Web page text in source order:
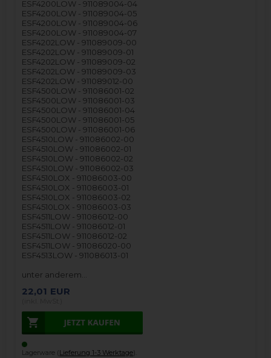
ESF4200LOW - 911089004-04
ESF4200LOW - 911089004-05
ESF4200LOW - 911089004-06
ESF4200LOW - 911089004-07
ESF4202LOW - 911089009-00
ESF4202LOW - 911089009-01
ESF4202LOW - 911089009-02
ESF4202LOW - 911089009-03
ESF4202LOW - 911089012-00
ESF4500LOW - 911086001-02
ESF4500LOW - 911086001-03
ESF4500LOW - 911086001-04
ESF4500LOW - 911086001-05
ESF4500LOW - 911086001-06
ESF4510LOW - 911086002-00
ESF4510LOW - 911086002-01
ESF4510LOW - 911086002-02
ESF4510LOW - 911086002-03
ESF4510LOX - 911086003-00
ESF4510LOX - 911086003-01
ESF4510LOX - 911086003-02
ESF4510LOX - 911086003-03
ESF4511LOW - 911086012-00
ESF4511LOW - 911086012-01
ESF4511LOW - 911086012-02
ESF4511LOW - 911086020-00
ESF4513LOW - 911086013-01
unter anderem…
22,01 EUR
Lagerware (Lieferung 1-3 Werktage).